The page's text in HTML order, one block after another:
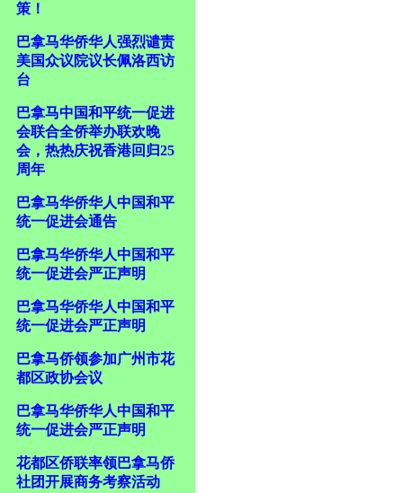
策！
巴拿马华侨华人强烈谴责
美国众议院议长佩洛西访
台
巴拿马中国和平统一促进
会联合全侨举办联欢晚
会，热热庆祝香港回归25
周年
巴拿马华侨华人中国和平
统一促进会通告
巴拿马华侨华人中国和平
统一促进会严正声明
巴拿马华侨华人中国和平
统一促进会严正声明
巴拿马侨领参加广州市花
都区政协会议
巴拿马华侨华人中国和平
统一促进会严正声明
花都区侨联率领巴拿马侨
社团开展商务考察活动